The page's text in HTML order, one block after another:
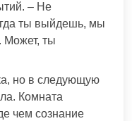
– Не
ты выйдешь, мы
Может, ты
но в следующую
Комната
чем сознание